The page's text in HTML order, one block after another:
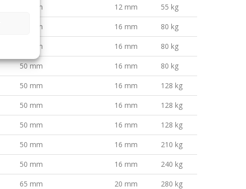
50 mm 12 mm 55 kg
50 mm 16 mm 80 kg
50 mm 16 mm 80 kg
50 mm 16 mm 80 kg
50 mm 16 mm 128 kg
50 mm 16 mm 128 kg
50 mm 16 mm 128 kg
50 mm 16 mm 210 kg
50 mm 16 mm 240 kg
65 mm 20 mm 280 kg